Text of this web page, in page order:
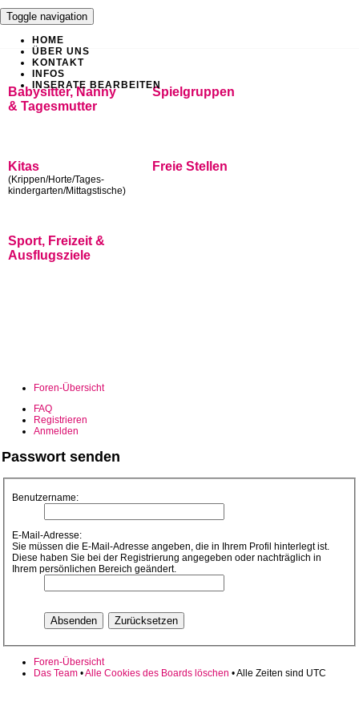
Toggle navigation
HOME
ÜBER UNS
KONTAKT
INFOS
INSERATE BEARBEITEN
Babysitter, Nanny
& Tagesmutter
Spielgruppen
Kitas
(Krippen/Horte/Tages-
kindergarten/Mittagstische)
Freie Stellen
Sport, Freizeit &
Ausflugsziele
Foren-Übersicht
FAQ
Registrieren
Anmelden
Passwort senden
Benutzername:
E-Mail-Adresse:
Sie müssen die E-Mail-Adresse angeben, die in Ihrem Profil hinterlegt ist.
Diese haben Sie bei der Registrierung angegeben oder nachträglich in
Ihrem persönlichen Bereich geändert.
Foren-Übersicht
Das Team •Alle Cookies des Boards löschen • Alle Zeiten sind UTC